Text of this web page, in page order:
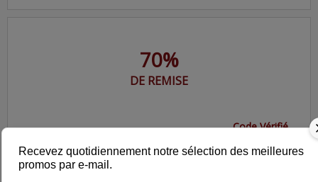
70%
DE REMISE
Code Vérifié
70% de rabais sur tout les
Recevez quotidiennement notre sélection des meilleures
promos par e-mail.